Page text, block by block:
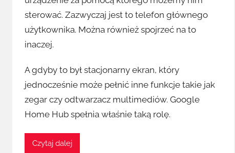
sterować. Zazwyczaj jest to telefon głównego
użytkownika. Można również spojrzeć na to
inaczej.
A gdyby to był stacjonarny ekran, który
jednocześnie może pełnić inne funkcje takie jak
zegar czy odtwarzacz multimediów. Google
Home Hub spełnia właśnie taką rolę.
Czytaj dalej